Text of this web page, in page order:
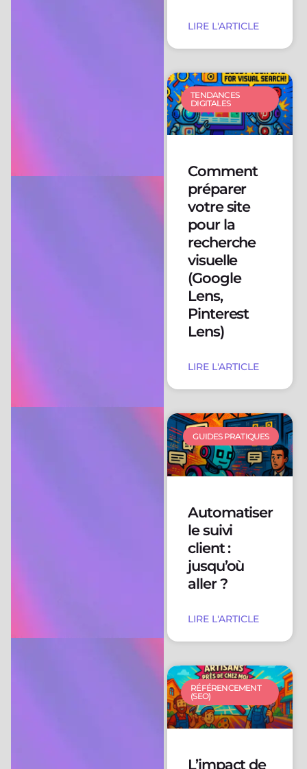
LIRE L'ARTICLE
TENDANCES
DIGITALES
Comment
préparer
votre site
pour la
recherche
visuelle
(Google
Lens,
Pinterest
Lens)
LIRE L'ARTICLE
GUIDES PRATIQUES
Automatiser
le suivi
client :
jusqu’où
aller ?
LIRE L'ARTICLE
RÉFÉRENCEMENT
(SEO)
L’impact de